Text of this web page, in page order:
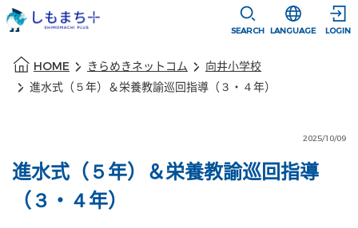
SEARCH
選択すると言
LANGUAGE LOGIN
HOME きらめきネットコム
向井小学校
進水式（５年）＆栄養教諭巡回指導（３・４年）
2025/10/09
進水式（５年）＆栄養教諭巡回指導
（３・４年）